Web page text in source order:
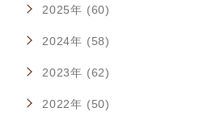
2025年 (60)
2024年 (58)
2023年 (62)
2022年 (50)